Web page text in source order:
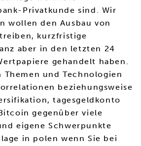
Privatkunde sind. Wir
wollen den Ausbau von
kurzfristige
aber in den letzten 24
gehandelt haben.
Themen und Technologien
beziehungsweise
tagesgeldkonto
gegenüber viele
eigene Schwerpunkte
in polen wenn Sie bei